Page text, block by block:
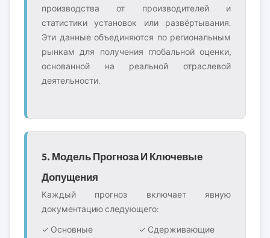
производства от производителей и
статистики установок или развёртывания.
Эти данные объединяются по региональным
рынкам для получения глобальной оценки,
основанной на реальной отраслевой
деятельности.
5. Модель Прогноза И Ключевые
Допущения
Каждый прогноз включает явную
документацию следующего:
✓ Основные
✓ Сдерживающие